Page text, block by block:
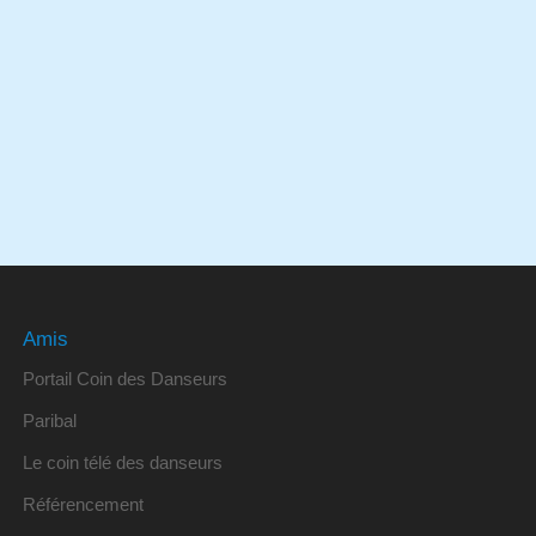
Amis
Portail Coin des Danseurs
Paribal
Le coin télé des danseurs
Référencement